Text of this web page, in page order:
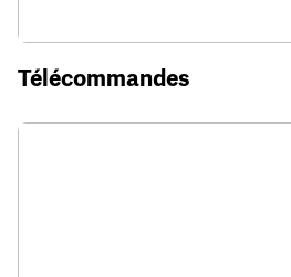
Télécommandes